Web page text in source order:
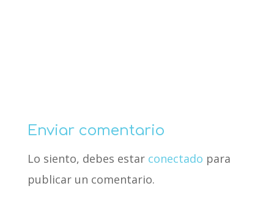
Enviar comentario
Lo siento, debes estar conectado para
publicar un comentario.